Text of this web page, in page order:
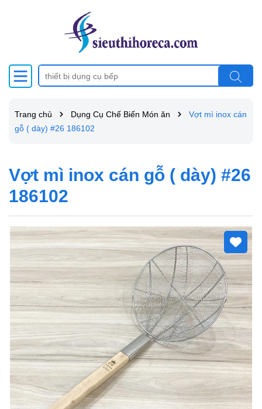
Trang chủ Dụng Cụ Chế Biến Món ăn
Vợt mì inox cán
gỗ ( dày) #26 186102
Vợt mì inox cán gỗ ( dày) #26
186102